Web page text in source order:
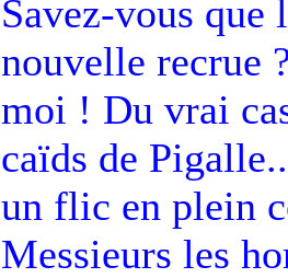
Savez-vous
nouvelle recrue
moi ! Du vrai
caïds de
un flic en plein
Messieurs les